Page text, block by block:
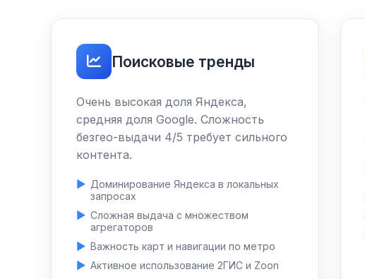
Поисковые тренды
Очень высокая доля Яндекса,
средняя доля Google. Сложность
безгео-выдачи 4/5 требует сильного
контента.
Доминирование Яндекса в локальных
запросах
Сложная выдача с множеством
агрегаторов
Важность карт и навигации по метро
Активное использование 2ГИС и Zoon